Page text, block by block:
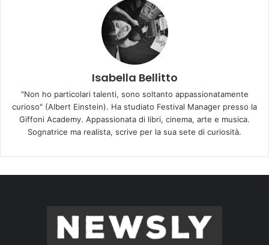
Isabella Bellitto
"Non ho particolari talenti, sono soltanto appassionatamente
curioso" (Albert Einstein). Ha studiato Festival Manager presso la
Giffoni Academy. Appassionata di libri, cinema, arte e musica.
Sognatrice ma realista, scrive per la sua sete di curiosità.